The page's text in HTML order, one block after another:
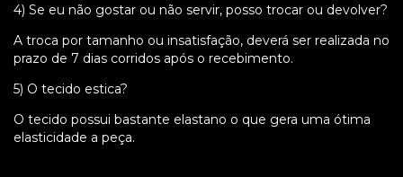
4) Se eu não gostar ou não servir, posso trocar ou devolver?
A troca por tamanho ou insatisfação, deverá ser realizada no
prazo de 7 dias corridos após o recebimento.
5) O tecido estica?
O tecido possui bastante elastano o que gera uma ótima
elasticidade a peça.